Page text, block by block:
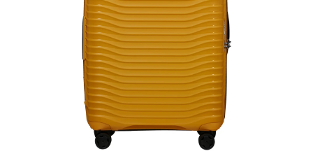
Zaštita privatnosti podataka